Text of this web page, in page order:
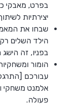
בפרט, מאבקי
יצירתיות
שבחו את
הילד השלים
בפניו, זה
הומור
עבורכם
אלמנט משחקי
פעולה.